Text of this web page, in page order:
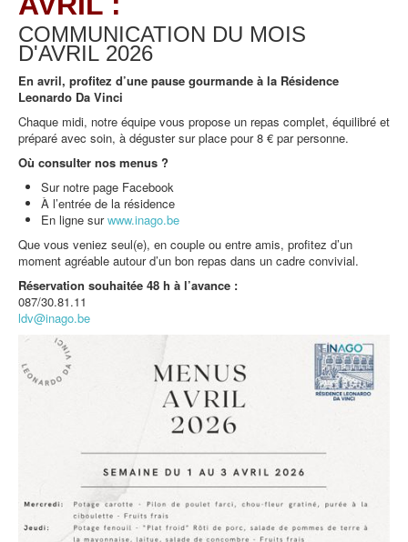
COMMUNICATION DU MOIS
D'AVRIL 2026
En avril, profitez d’une pause gourmande à la Résidence
Leonardo Da Vinci
Chaque midi, notre équipe vous propose un repas complet, équilibré et
préparé avec soin, à déguster sur place pour 8 € par personne.
Où consulter nos menus ?
Sur notre page Facebook
À l’entrée de la résidence
En ligne surwww.inago.be
Que vous veniez seul(e), en couple ou entre amis, profitez d’un
moment agréable autour d’un bon repas dans un cadre convivial.
Réservation souhaitée 48 h à l’avance :
087/30.81.11
ldv@inago.be